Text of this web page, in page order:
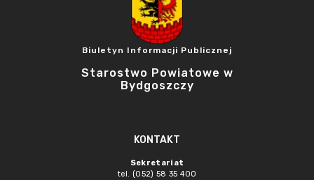
Biuletyn Informacji Publicznej
Starostwo Powiatowe w
Bydgoszczy
KONTAKT
Sekretariat
tel. (052) 58 35 400